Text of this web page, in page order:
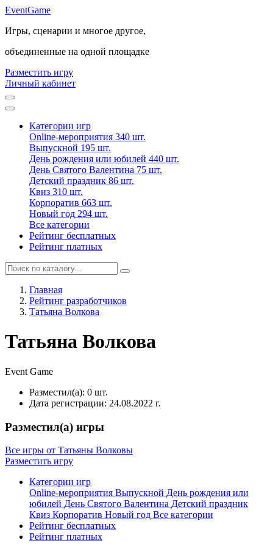
EventGame
Игры, сценарии и многое другое,
объединенные на одной площадке
Разместить игру
Личный кабинет
Категории игр
Online-мероприятия 340 шт.
Выпускной 195 шт.
День рождения или юбилей 440 шт.
День Святого Валентина 75 шт.
Детский праздник 86 шт.
Квиз 310 шт.
Корпоратив 663 шт.
Новый год 294 шт.
Все категории
Рейтинг бесплатных
Рейтинг платных
Главная
Рейтинг разработчиков
Татьяна Волкова
Татьяна Волкова
Event Game
Разместил(а): 0 шт.
Дата регистрации: 24.08.2022 г.
Разместил(а) игры
Все игры от Татьяны Волковы
Разместить игру
Категории игр
Online-мероприятия Выпускной День рождения или
юбилей День Святого Валентина Детский праздник
Квиз Корпоратив Новый год Все категории
Рейтинг бесплатных
Рейтинг платных